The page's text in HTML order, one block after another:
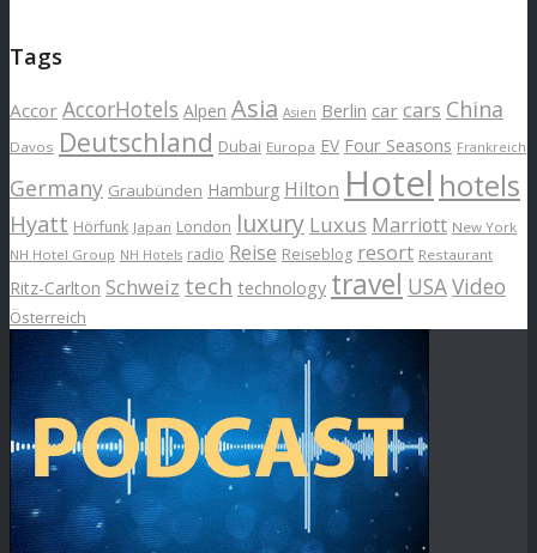
Tags
Accor AccorHotels Alpen Asia Asien Berlin car cars China
Davos Deutschland Dubai Europa EV Four Seasons Frankreich
Germany Graubünden Hamburg Hilton Hotel hotels
Hyatt Hörfunk Japan London luxury Luxus Marriott New York
NH Hotel Group NH Hotels radio Reise Reiseblog resort Restaurant
Ritz-Carlton Schweiz tech technology travel USAVideo
Österreich